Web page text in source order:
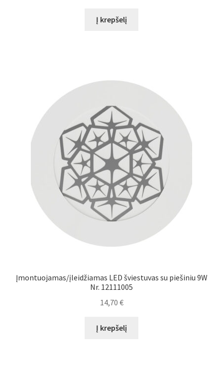
Į krepšelį
Įmontuojamas/įleidžiamas LED šviestuvas su piešiniu 9W
Nr. 12111005
14,70 €
Į krepšelį